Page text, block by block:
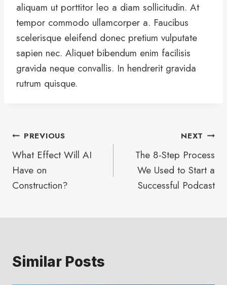
aliquam ut porttitor leo a diam sollicitudin. At
tempor commodo ullamcorper a. Faucibus
scelerisque eleifend donec pretium vulputate
sapien nec. Aliquet bibendum enim facilisis
gravida neque convallis. In hendrerit gravida
rutrum quisque.
Post
navigation
PREVIOUS
What Effect Will AI
Have on
Construction?
NEXT
The 8-Step Process
We Used to Start a
Successful Podcast
Similar Posts